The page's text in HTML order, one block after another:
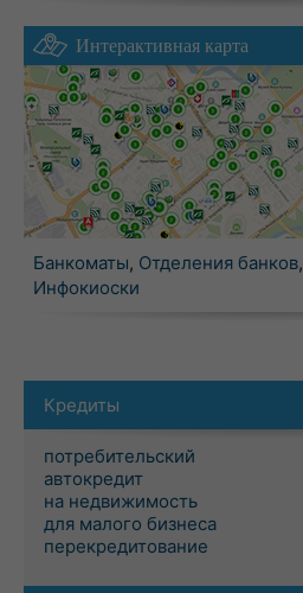
Интерактивная карта
Банкоматы, Отделения банков,
Инфокиоски
Кредиты
потребительский
автокредит
на недвижимость
для малого бизнеса
перекредитование